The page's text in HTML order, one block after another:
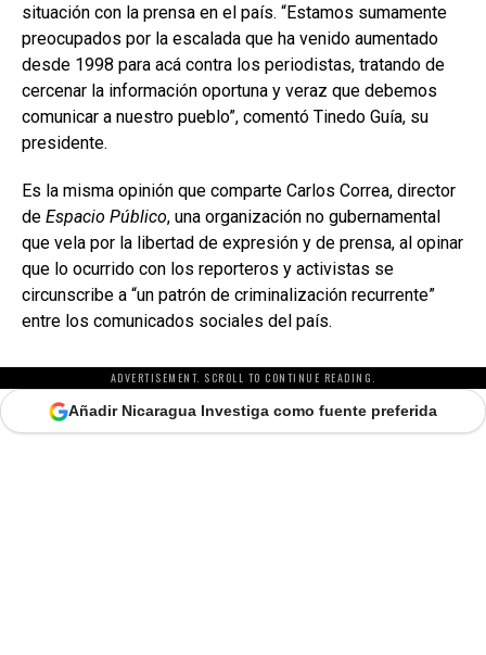
situación con la prensa en el país. “Estamos sumamente
preocupados por la escalada que ha venido aumentado
desde 1998 para acá contra los periodistas, tratando de
cercenar la información oportuna y veraz que debemos
comunicar a nuestro pueblo”, comentó Tinedo Guía, su
presidente.
Es la misma opinión que comparte Carlos Correa, director
de Espacio Público, una organización no gubernamental
que vela por la libertad de expresión y de prensa, al opinar
que lo ocurrido con los reporteros y activistas se
circunscribe a “un patrón de criminalización recurrente”
entre los comunicados sociales del país.
ADVERTISEMENT. SCROLL TO CONTINUE READING.
Añadir Nicaragua Investiga como fuente preferida